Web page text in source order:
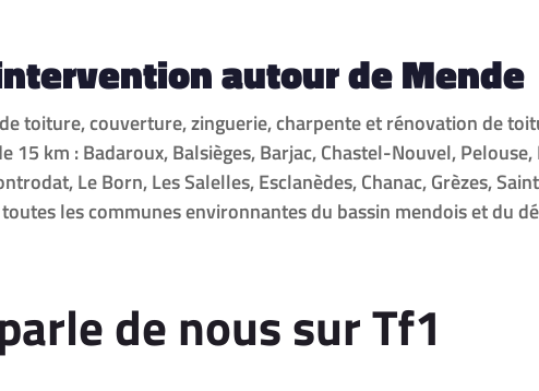
autour de Mende
toiture, couverture, zinguerie, charpente et rénovation de
15 km : Badaroux, Balsièges, Barjac, Chastel-Nouvel,
Le Born, Les Salelles, Esclanèdes, Chanac, Grèzes,
les communes environnantes du bassin mendois et du
de nous sur Tf1